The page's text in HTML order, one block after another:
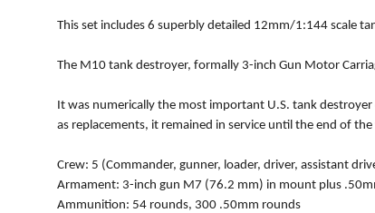
This set includes 6 superbly detailed 12mm/1:144 scale
The M10 tank destroyer, formally 3-inch Gun Motor
It was numerically the most important U.S. tank
as replacements, it remained in service until the end of the
Crew: 5 (Commander, gunner, loader, driver, assistant
Armament: 3-inch gun M7 (76.2 mm) in mount plus
Ammunition: 54 rounds, 300 .50mm rounds